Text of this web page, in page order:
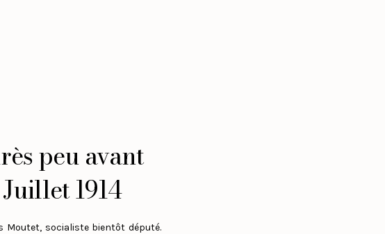
peu avant
1914
Moutet, socialiste bientôt député.